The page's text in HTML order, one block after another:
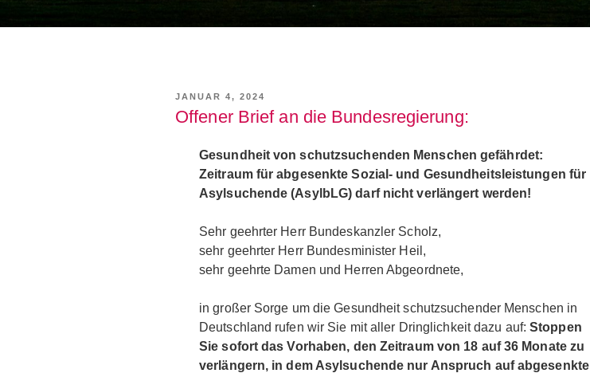
VERÖFFENTLICHT
AM
JANUAR 4, 2024
Offener Brief an die Bundesregierung:
Gesundheit von schutzsuchenden Menschen gefährdet:
Zeitraum für abgesenkte Sozial- und Gesundheitsleistungen für
Asylsuchende (AsylbLG) darf nicht verlängert werden!
Sehr geehrter Herr Bundeskanzler Scholz,
sehr geehrter Herr Bundesminister Heil,
sehr geehrte Damen und Herren Abgeordnete,
in großer Sorge um die Gesundheit schutzsuchender Menschen in
Deutschland rufen wir Sie mit aller Dringlichkeit dazu auf:Stoppen
Sie sofort das Vorhaben, den Zeitraum von 18 auf 36 Monate zu
verlängern, in dem Asylsuchende nur Anspruch auf abgesenkte